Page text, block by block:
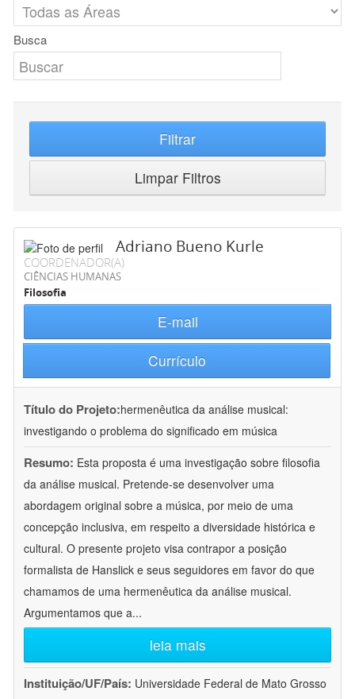
Busca
Filtrar
Limpar Filtros
Adriano Bueno Kurle
COORDENADOR(A)
CIÊNCIAS HUMANAS
Filosofia
E-mail
Currículo
Título do Projeto:hermenêutica da análise musical:
investigando o problema do significado em música
Resumo: Esta proposta é uma investigação sobre filosofia
da análise musical. Pretende-se desenvolver uma
abordagem original sobre a música, por meio de uma
concepção inclusiva, em respeito a diversidade histórica e
cultural. O presente projeto visa contrapor a posição
formalista de Hanslick e seus seguidores em favor do que
chamamos de uma hermenêutica da análise musical.
Argumentamos que a...
leia mais
Instituição/UF/País: Universidade Federal de Mato Grosso